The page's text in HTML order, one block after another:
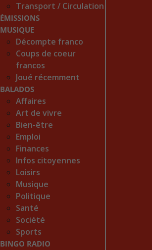
Transport / Circulation
ÉMISSIONS
MUSIQUE
Décompte franco
Coups de coeur
francos
Joué récemment
BALADOS
Affaires
Art de vivre
Bien-être
Emploi
Finances
Infos citoyennes
Loisirs
Musique
Politique
Santé
Société
Sports
BINGO RADIO